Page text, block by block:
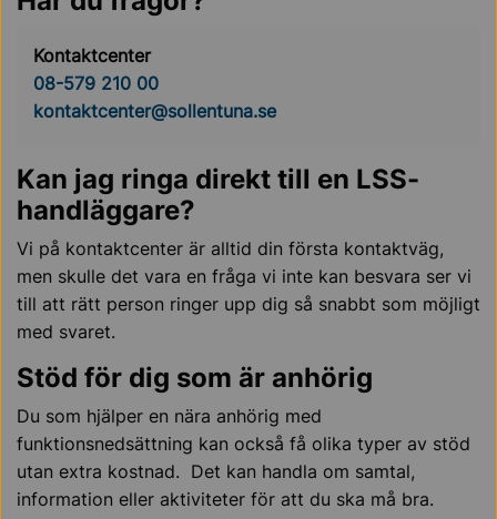
Kontaktcenter
08-579 210 00
kontaktcenter@sollentuna.se
Kan jag ringa direkt till en LSS-
handläggare?
Vi på kontaktcenter är alltid din första kontaktväg,
men skulle det vara en fråga vi inte kan besvara ser vi
till att rätt person ringer upp dig så snabbt som möjligt
med svaret.
Stöd för dig som är anhörig
Du som hjälper en nära anhörig med
funktionsnedsättning kan också få olika typer av stöd
utan extra kostnad. Det kan handla om samtal,
information eller aktiviteter för att du ska må bra.